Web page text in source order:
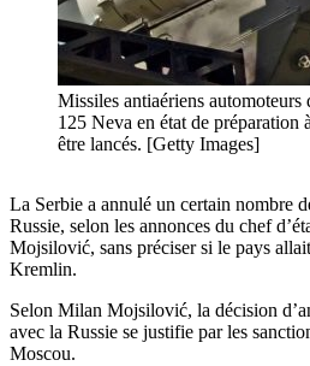
Missiles antiaériens automoteurs
125 Neva en état de préparation
être lancés. [Getty Images]
La Serbie a annulé un certain nombre
Russie, selon les annonces du chef
Mojsilović, sans préciser si le pays
Kremlin.
Selon Milan Mojsilović, la décision
avec la Russie se justifie par les
Moscou.